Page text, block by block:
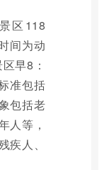
区118
间为动
早8：
准包括
包括老
人等，
人、